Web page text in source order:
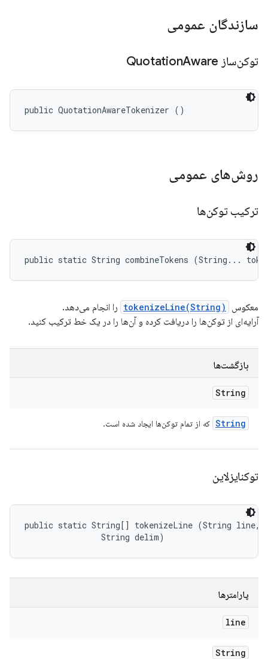
سازندگان عمومی
توکن‌ساز Quotation Aware
public QuotationAwareTokenizer ()
روش‌های عمومی
ترکیب توکن‌ها
public static String combineTokens (String...
معکوس tokenizeLine(String) را انجام می‌دهد.
آرایه‌ای از توکن‌ها را دریافت کرده و آن‌ها را در یک خط ترکیب کنید.
بازگشت‌ها
String
String که از تمام توکن‌ها ایجاد شده است.
توکنایزلاین
public static String[] tokenizeLine (String line,
                String delim)
پارامترها
line
String